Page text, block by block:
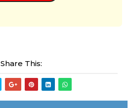
Share This: